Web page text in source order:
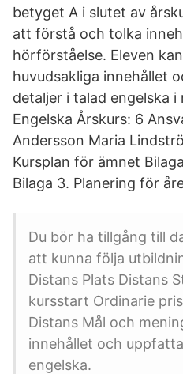
betyget A i slutet av
att förstå och tolka
hörförståelse. Eleven
huvudsakliga innehållet
detaljer i talad engelska
Engelska Årskurs: 6
Andersson Maria
Kursplan för ämnet
Bilaga 3. Planering för
Du bör ha tillgång till
att kunna följa
Distans Plats Distans
kursstart Ordinarie
Distans Mål och
innehållet och
engelska.